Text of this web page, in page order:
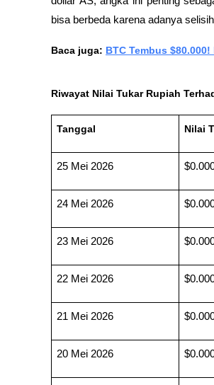
bisa berbeda karena adanya
Baca juga: BTC Tembus
Riwayat Nilai Tukar Rupiah
Tanggal Nilai
25 Mei 2026
24 Mei 2026
23 Mei 2026
22 Mei 2026
21 Mei 2026
20 Mei 2026